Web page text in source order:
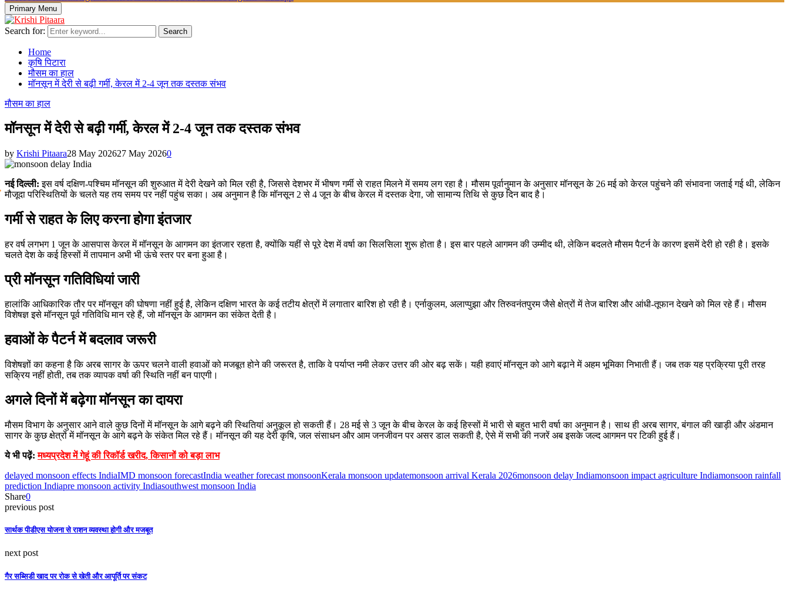
Primary Menu
Search for: Search
Home
कृषि पिटारा
मौसम का हाल
मॉनसून में देरी से बढ़ी गर्मी, केरल में 2-4 जून तक दस्तक संभव
मौसम का हाल
मॉनसून में देरी से बढ़ी गर्मी, केरल में 2-4 जून तक दस्तक संभव
by Krishi Pitaara28 May 202627 May 20260
नई दिल्ली: इस वर्ष दक्षिण-पश्चिम मॉनसून की शुरुआत में देरी देखने को मिल रही है, जिससे देशभर में भीषण गर्मी से राहत मिलने में समय लग रहा है। मौसम पूर्वानुमान के अनुसार मॉनसून के 26 मई को केरल पहुंचने की संभावना जताई गई थी, लेकिन
मौजूदा परिस्थितियों के चलते यह तय समय पर नहीं पहुंच सका। अब अनुमान है कि मॉनसून 2 से 4 जून के बीच केरल में दस्तक देगा, जो सामान्य तिथि से कुछ दिन बाद है।
गर्मी से राहत के लिए करना होगा इंतजार
हर वर्ष लगभग 1 जून के आसपास केरल में मॉनसून के आगमन का इंतजार रहता है, क्योंकि यहीं से पूरे देश में वर्षा का सिलसिला शुरू होता है। इस बार पहले आगमन की उम्मीद थी, लेकिन बदलते मौसम पैटर्न के कारण इसमें देरी हो रही है। इसके
चलते देश के कई हिस्सों में तापमान अभी भी ऊंचे स्तर पर बना हुआ है।
प्री मॉनसून गतिविधियां जारी
हालांकि आधिकारिक तौर पर मॉनसून की घोषणा नहीं हुई है, लेकिन दक्षिण भारत के कई तटीय क्षेत्रों में लगातार बारिश हो रही है। एर्नाकुलम, अलाप्पुझा और तिरुवनंतपुरम जैसे क्षेत्रों में तेज बारिश और आंधी-तूफान देखने को मिल रहे हैं। मौसम
विशेषज्ञ इसे मॉनसून पूर्व गतिविधि मान रहे हैं, जो मॉनसून के आगमन का संकेत देती है।
हवाओं के पैटर्न में बदलाव जरूरी
विशेषज्ञों का कहना है कि अरब सागर के ऊपर चलने वाली हवाओं को मजबूत होने की जरूरत है, ताकि वे पर्याप्त नमी लेकर उत्तर की ओर बढ़ सकें। यही हवाएं मॉनसून को आगे बढ़ाने में अहम भूमिका निभाती हैं। जब तक यह प्रक्रिया पूरी तरह
सक्रिय नहीं होती, तब तक व्यापक वर्षा की स्थिति नहीं बन पाएगी।
अगले दिनों में बढ़ेगा मॉनसून का दायरा
मौसम विभाग के अनुसार आने वाले कुछ दिनों में मॉनसून के आगे बढ़ने की स्थितियां अनुकूल हो सकती हैं। 28 मई से 3 जून के बीच केरल के कई हिस्सों में भारी से बहुत भारी वर्षा का अनुमान है। साथ ही अरब सागर, बंगाल की खाड़ी और अंडमान
सागर के कुछ क्षेत्रों में मॉनसून के आगे बढ़ने के संकेत मिल रहे हैं। मॉनसून की यह देरी कृषि, जल संसाधन और आम जनजीवन पर असर डाल सकती है, ऐसे में सभी की नजरें अब इसके जल्द आगमन पर टिकी हुई हैं।
ये भी पढ़ें:मध्यप्रदेश में गेहूं की रिकॉर्ड खरीद, किसानों को बड़ा लाभ
delayed monsoon effects IndiaIMD monsoon forecastIndia weather forecast monsoonKerala monsoon updatemonsoon arrival Kerala 2026monsoon delay Indiamonsoon impact agriculture Indiamonsoon rainfall
prediction Indiapre monsoon activity Indiasouthwest monsoon India
Share0
previous post
सार्थक पीडीएस योजना से राशन व्यवस्था होगी और मजबूत
next post
गैर सब्सिडी खाद पर रोक से खेती और आपूर्ति पर संकट